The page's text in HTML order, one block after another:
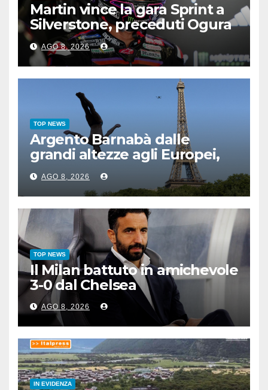
Martin vince la gara Sprint a
Silverstone, preceduti Ogura
e Bezzecchi
AGO 8, 2026
TOP NEWS
Argento Barnabà dalle
grandi altezze agli Europei,
bis azzurro dopo Cosetti
AGO 8, 2026
TOP NEWS
Il Milan battuto in amichevole
3-0 dal Chelsea
AGO 8, 2026
IN EVIDENZA